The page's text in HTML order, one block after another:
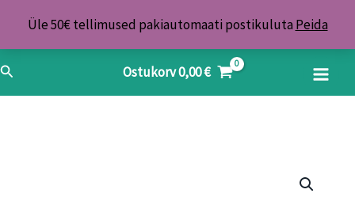
Üle 50€ tellimused pakiautomaati postikuluta Peida
content
Search Ostukorv0,00€